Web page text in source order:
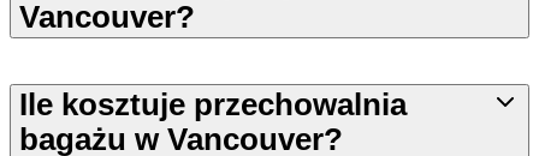
Vancouver?
Ile kosztuje przechowalnia
bagażu w Vancouver?